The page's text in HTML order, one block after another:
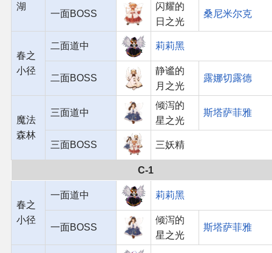
湖
一面BOSS
闪耀的
日之光
桑尼米尔克
春之
小径
二面道中 莉莉黑
二面BOSS
静谧的
月之光
露娜切露德
魔法
森林
三面道中
倾泻的
星之光
斯塔萨菲雅
三面BOSS 三妖精
C-1
春之
小径
一面道中 莉莉黑
一面BOSS
倾泻的
星之光
斯塔萨菲雅